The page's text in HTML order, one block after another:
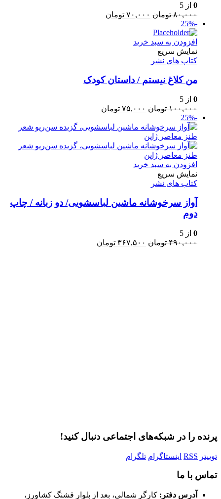
0 از 5
۸۰,۰۰۰ تومان قیمت
بود.
۷۰,۰۰۰ تومان
-25%
افزودن به سبد خرید
نمایش سریع
کتاب های نشر
من کلاغ نیستم / داستان کودک
0 از 5
۱۰۰,۰۰۰ تومان قیمت
۱۰۰,۰۰۰ تومان
بود.
۷۵,۰۰۰ تومان
۷۵,۰۰۰ تومان.
-25%
افزودن به سبد خرید
نمایش سریع
کتاب های نشر
آواز سرخوشانه ماشین لباسشویی/ دو زبانه / چاپ
دوم
0 از 5
۴۹۰,۰۰۰ تومان قیمت
۳۶۷,۵۰۰ تومان
پرنده را در شبکه‌های اجتماعی دنبال کنید!
توییتر RSS اینستاگرام تلگرام
تماس با ما
آدرس دفتر: کارگر شمالی، بعد از بلوار قشنگ کشاورز،